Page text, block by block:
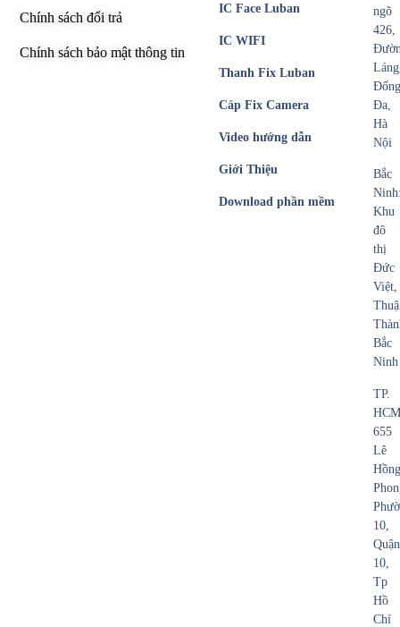
IC Face Luban
IC WIFI
Thanh Fix Luban
Cáp Fix Camera
Video hướng dẫn
Giới Thiệu
Download phần mềm
Chính sách đổi trả
Chính sách bảo mật thông tin
ngõ
426,
Đống
Đa,
Hà
Nội
Bắc
Khu
đô
thị
Đức
Việt,
Bắc
Ninh
TP.
655
Lê
Hồng
10,
Quận
10,
Tp
Hồ
Chí